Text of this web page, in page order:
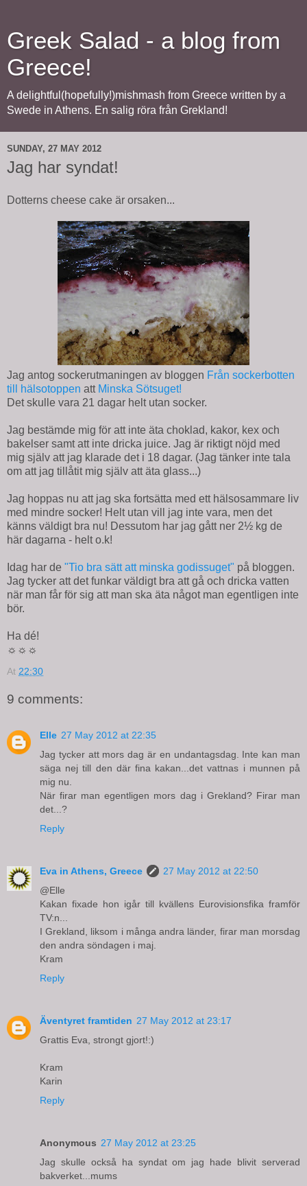
Greek Salad - a blog from
Greece!
A delightful(hopefully!)mishmash from Greece written by a
Swede in Athens. En salig röra från Grekland!
SUNDAY, 27 MAY 2012
Jag har syndat!
Dotterns cheese cake är orsaken...
Jag antog sockerutmaningen av bloggen Från sockerbotten
till hälsotoppen att Minska Sötsuget!
Det skulle vara 21 dagar helt utan socker.
Jag bestämde mig för att inte äta choklad, kakor, kex och
bakelser samt att inte dricka juice. Jag är riktigt nöjd med
mig själv att jag klarade det i 18 dagar. (Jag tänker inte tala
om att jag tillåtit mig själv att äta glass...)
Jag hoppas nu att jag ska fortsätta med ett hälsosammare liv
med mindre socker! Helt utan vill jag inte vara, men det
känns väldigt bra nu! Dessutom har jag gått ner 2½ kg de
här dagarna - helt o.k!
Idag har de "Tio bra sätt att minska godissuget" på bloggen.
Jag tycker att det funkar väldigt bra att gå och dricka vatten
när man får för sig att man ska äta något man egentligen inte
bör.
Ha dé!
☼☼☼
At 22:30
9 comments:
Elle 27 May 2012 at 22:35
Jag tycker att mors dag är en undantagsdag. Inte kan man
säga nej till den där fina kakan...det vattnas i munnen på
mig nu.
När firar man egentligen mors dag i Grekland? Firar man
det...?
Reply
Eva in Athens, Greece
27 May 2012 at 22:50
@Elle
Kakan fixade hon igår till kvällens Eurovisionsfika framför
TV:n...
I Grekland, liksom i många andra länder, firar man morsdag
den andra söndagen i maj.
Kram
Reply
Äventyret framtiden 27 May 2012 at 23:17
Grattis Eva, strongt gjort!:)
Kram
Karin
Reply
Anonymous 27 May 2012 at 23:25
Jag skulle också ha syndat om jag hade blivit serverad
bakverket...mums